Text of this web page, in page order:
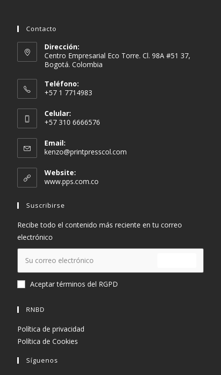
Contacto
Dirección:
Centro Empresarial Eco Torre. Cl. 98A #51 37,
Bogotá. Colombia
Teléfono:
+57 1 7714983
Celular:
+57 310 6666576
Email:
kenzo@printpresscol.com
Website:
www.pps.com.co
Suscribirse
Recibe todo el contenido más reciente en tu correo
electrónico
Aceptar términos del RGPD
RNBD
Política de privacidad
Política de Cookies
Síguenos